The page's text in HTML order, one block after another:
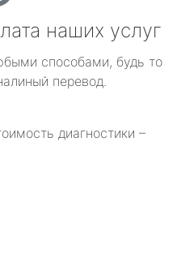
наших услуг
способами, будь то
перевод.
диагностики –